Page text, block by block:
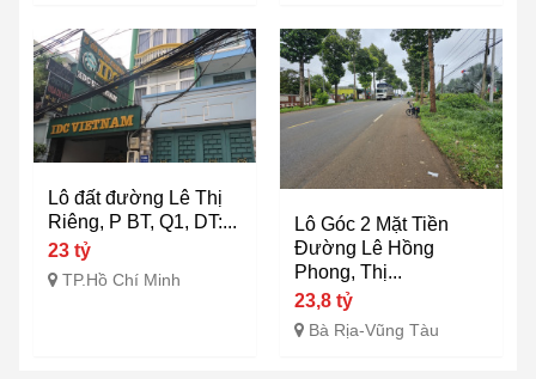
Lô đất đường Lê Thị
Riêng, P BT, Q1, DT:...
23 tỷ
TP.Hồ Chí Minh
Lô Góc 2 Mặt Tiền
Đường Lê Hồng
Phong, Thị...
23,8 tỷ
Bà Rịa-Vũng Tàu